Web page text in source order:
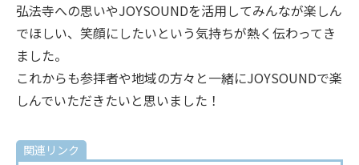
弘法寺への思いやJOYSOUNDを活用してみんなが楽しん
でほしい、笑顔にしたいという気持ちが熱く伝わってき
ました。
これからも参拝者や地域の方々と一緒にJOYSOUNDで楽
しんでいただきたいと思いました！
関連リンク